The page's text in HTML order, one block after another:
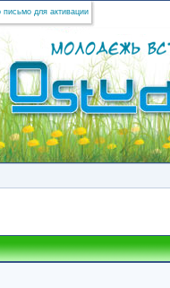
письмо для активации